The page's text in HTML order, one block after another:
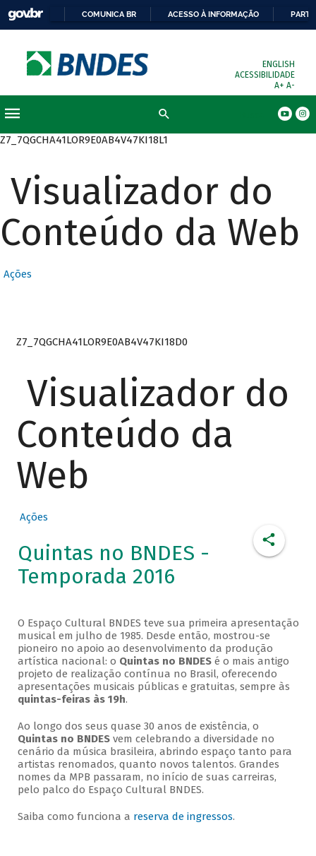
COMUNICA BR ACESSO À INFORMAÇÃO
ENGLISH
ACESSIBILIDADE
A+ A-
Z7_7QGCHA41LOR9E0AB4V47KI18L1
Visualizador do
Conteúdo da Web
Ações
Z7_7QGCHA41LOR9E0AB4V47KI18D0
Visualizador do
Conteúdo da
Web
Ações
Quintas no BNDES -
Temporada 2016
O Espaço Cultural BNDES teve sua primeira apresentação
musical em julho de 1985. Desde então, mostrou-se
pioneiro no apoio ao desenvolvimento da produção
artística nacional: o Quintas no BNDESé o mais antigo
projeto de realização contínua no Brasil, oferecendo
apresentações musicais públicas e gratuitas, sempre às
quintas-feiras às 19h.
Ao longo dos seus quase 30 anos de existência, o
Quintas no BNDESvem celebrando a diversidade no
cenário da música brasileira, abrindo espaço tanto para
artistas renomados, quanto novos talentos. Grandes
nomes da MPB passaram, no início de suas carreiras,
pelo palco do Espaço Cultural BNDES.
Saiba como funciona a reserva de ingressos.